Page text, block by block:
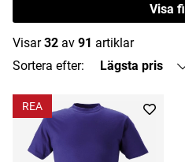
Visa
Visar32 av 91 artiklar
Sortera efter:
Lägsta pris
REA